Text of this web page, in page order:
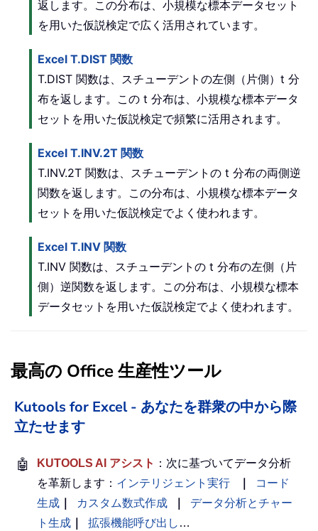
返します。この分布は、小規模な標本データセット
を用いた仮説検定で広く活用されています。
Excel T.DIST 関数
T.DIST 関数は、スチューデントの左側（片側）t 分
布を返します。この t 分布は、小規模な標本データ
セットを用いた仮説検定で頻繁に活用されます。
Excel T.INV.2T 関数
T.INV.2T 関数は、スチューデントの t 分布の両側逆
関数を返します。この分布は、小規模な標本データ
セットを用いた仮説検定でよく使われます。
Excel T.INV 関数
T.INV 関数は、スチューデントの t 分布の左側（片
側）逆関数を返します。この分布は、小規模な標本
データセットを用いた仮説検定でよく使われます。
最高の Office 生産性ツール
Kutools for Excel - あなたを群衆の中から際
立たせます
🤖 KUTOOLS AI アシスト ：次に基づいてデータ分析
を革新します： インテリジェント実行
コード
生成
カスタム数式作成
データ分析とチャー
ト生成
拡張機能呼び出し …